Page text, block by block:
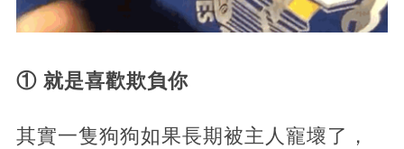
① 就是喜歡欺負你
其實一隻狗狗如果長期被主人寵壞了，